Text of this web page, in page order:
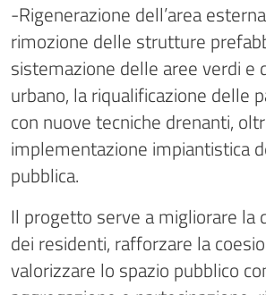
-Rigenerazione dell’area
rimozione delle strutture
sistemazione delle aree verdi e
urbano, la riqualificazione delle
con nuove tecniche drenanti,
implementazione impiantistica
pubblica.
Il progetto serve a migliorare la
dei residenti, rafforzare la
valorizzare lo spazio pubblico